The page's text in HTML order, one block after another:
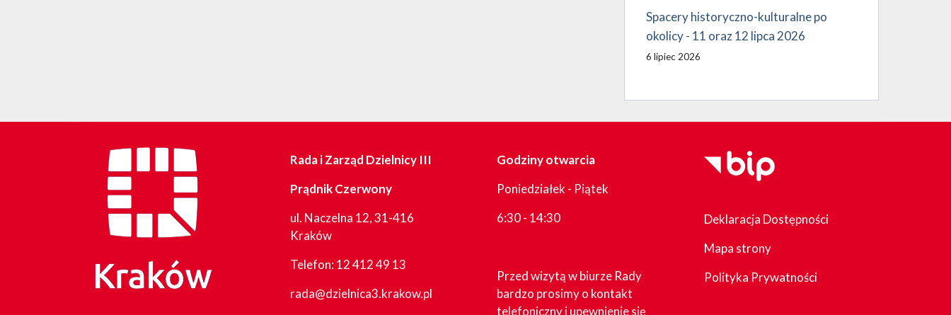
Spacery historyczno-kulturalne po
okolicy - 11 oraz 12 lipca 2026
6 lipiec 2026
Rada i Zarząd Dzielnicy III
Prądnik Czerwony
ul. Naczelna 12, 31-416
Kraków
Telefon:12 412 49 13
rada@dzielnica3.krakow.pl
Godziny otwarcia
Poniedziałek - Piątek
6:30 - 14:30
Przed wizytą w biurze Rady
bardzo prosimy o kontakt
telefoniczny i upewnienie się
Deklaracja Dostępności
Mapa strony
Polityka Prywatności